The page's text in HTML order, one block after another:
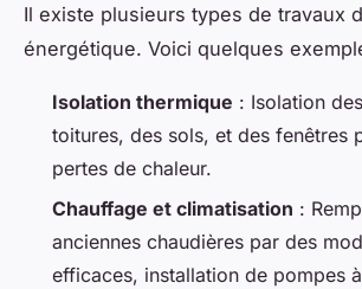
Il existe plusieurs types de travaux
énergétique. Voici quelques
Isolation thermique : Isolation
toitures, des sols, et des fenêtres
pertes de chaleur.
Chauffage et climatisation :
anciennes chaudières par des
efficaces, installation de pompes